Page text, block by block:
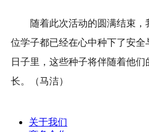
随着此次活动的圆满结束
位学子都已经在心中种下了安
日子里，这些种子将伴随着他
长。（马洁）
关于我们